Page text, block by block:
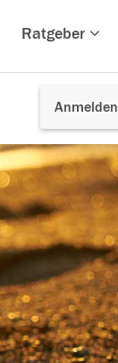
Ratgeber
Anmelden